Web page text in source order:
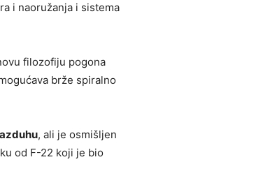
i naoružanja i sistema
filozofiju pogona
brže spiralno
, ali je osmišljen
od F-22 koji je bio